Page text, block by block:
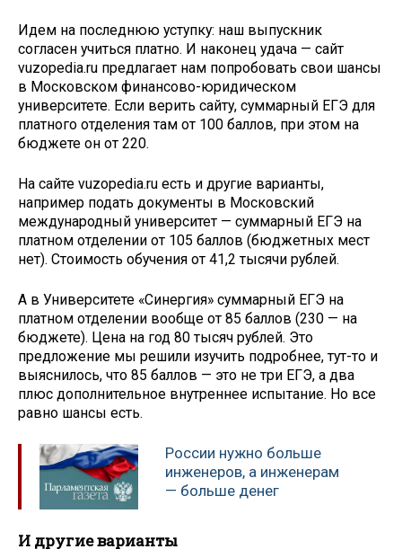
Идем на последнюю уступку: наш выпускник
согласен учиться платно. И наконец удача — сайт
vuzopedia.ru предлагает нам попробовать свои шансы
в Московском финансово-юридическом
университете. Если верить сайту, суммарный ЕГЭ для
платного отделения там от 100 баллов, при этом на
бюджете он от 220.
На сайте vuzopedia.ru есть и другие варианты,
например подать документы в Московский
международный университет — суммарный ЕГЭ на
платном отделении от 105 баллов (бюджетных мест
нет). Стоимость обучения от 41,2 тысячи рублей.
А в Университете «Синергия» суммарный ЕГЭ на
платном отделении вообще от 85 баллов (230 — на
бюджете). Цена на год 80 тысяч рублей. Это
предложение мы решили изучить подробнее, тут-то и
выяснилось, что 85 баллов — это не три ЕГЭ, а два
плюс дополнительное внутреннее испытание. Но все
равно шансы есть.
России нужно больше
инженеров, а инженерам
— больше денег
И другие варианты